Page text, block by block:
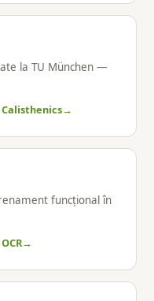
la TU München —
funcțional în